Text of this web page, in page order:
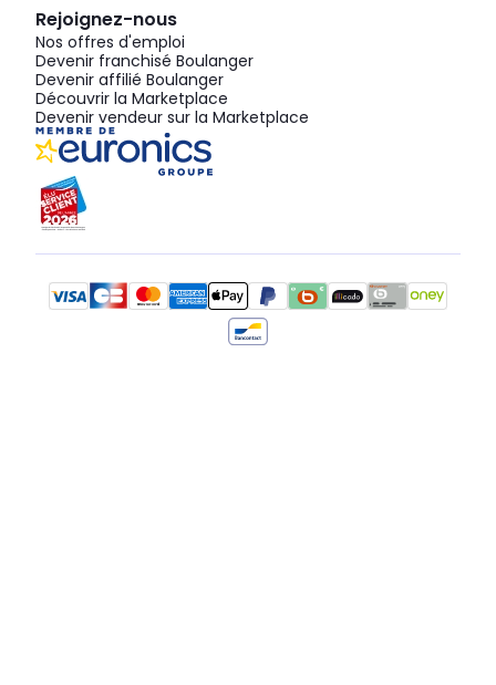
Rejoignez-nous
Nos offres d'emploi
Devenir franchisé Boulanger
Devenir affilié Boulanger
Découvrir la Marketplace
Devenir vendeur sur la Marketplace